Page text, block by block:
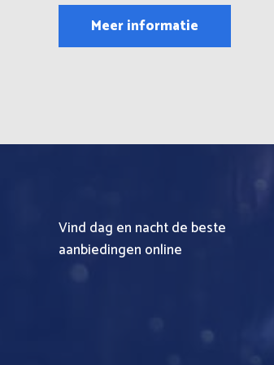
uit
Meer informatie
Vind dag en nacht de beste
aanbiedingen online